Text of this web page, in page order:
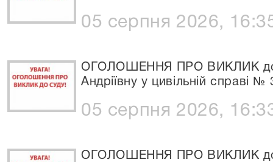
05 серпня 2026,
ОГОЛОШЕННЯ ПРО ВИКЛИК до
Андріївну у цивільній справі
05 серпня 2026,
ОГОЛОШЕННЯ ПРО ВИКЛИК